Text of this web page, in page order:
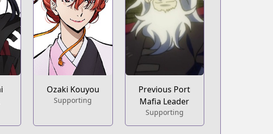
Ozaki Kouyou
Supporting
Previous Port
Mafia Leader
Supporting